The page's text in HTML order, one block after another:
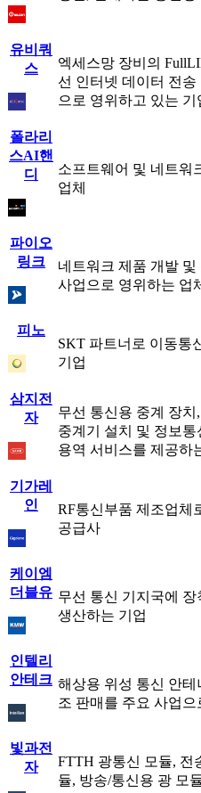
유비쿼
스
엑세스망 장비의
선 인터넷 데이터 전
으로 영위하고 있는 기
폴라리
스AI핸
디
소프트웨어 및 네트워
업체
파이오
링크
네트워크 제품 개발
사업으로 영위하는 업
피노
SKT 파트너로 이동통
기업
삼지전
자
무선 통신용 중계 장치
중계기 설치 및 정보
용역 서비스를 제공하
기가레
인
RF통신부품 제조업체
공급사
케이엠
더블유 무선 통신 기지국에
생산하는 기업
인텔리
안테크 해상용 위성 통신 안테
조 판매를 주요 사업으
빛과전
자
FTTH 광통신 모듈, 전
듈, 방송/통신용 광 모